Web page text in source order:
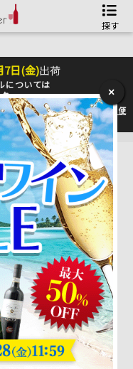
探す
7日(金)出荷
については
おります。最新情報は佐川急便
。
×